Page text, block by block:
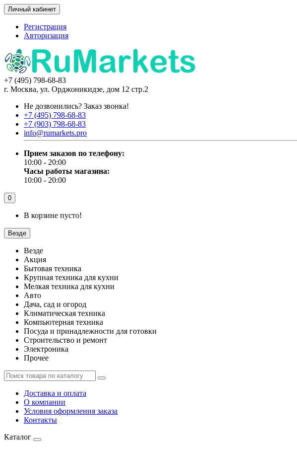
Личный кабинет
Регистрация
Авторизация
+7 (495) 798-68-83
г. Москва, ул. Орджоникидзе, дом 12 стр.2
Не дозвонились? Заказ звонка!
+7 (495) 798-68-83
+7 (903) 798-68-83
info@rumarkets.pro
Прием заказов по телефону:
10:00 - 20:00
Часы работы магазина:
10:00 - 20:00
0
В корзине пусто!
Везде
Везде
Акция
Бытовая техника
Крупная техника для кухни
Мелкая техника для кухни
Авто
Дача, сад и огород
Климатическая техника
Компьютерная техника
Посуда и принадлежности для готовки
Строительство и ремонт
Электроника
Прочее
Доставка и оплата
О компании
Условия оформления заказа
Контакты
Каталог